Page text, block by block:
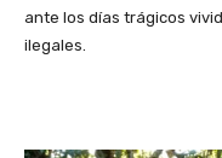
ante los días trágicos
ilegales.